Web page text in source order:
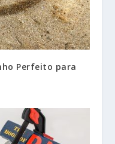
Perfeito para